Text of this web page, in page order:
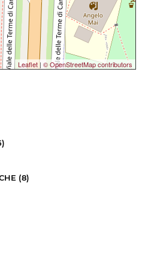
Leaflet | © OpenStreetMap contributors
(8)